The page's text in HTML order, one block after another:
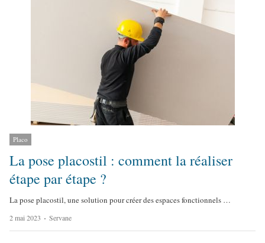
Placo
La pose placostil : comment la réaliser
étape par étape ?
La pose placostil, une solution pour créer des espaces fonctionnels …
2 mai 2023
A
u
Servane